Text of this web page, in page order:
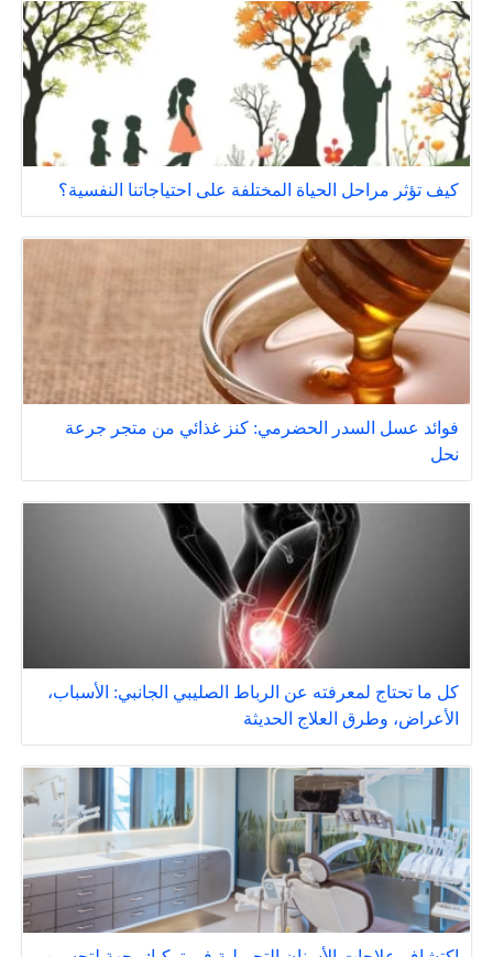
كيف تؤثر مراحل الحياة المختلفة على احتياجاتنا النفسية؟
فوائد عسل السدر الحضرمي: كنز غذائي من متجر جرعة
نحل
كل ما تحتاج لمعرفته عن الرباط الصليبي الجانبي: الأسباب،
الأعراض، وطرق العلاج الحديثة